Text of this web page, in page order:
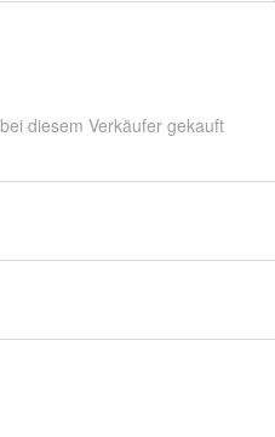
diesem Verkäufer gekauft